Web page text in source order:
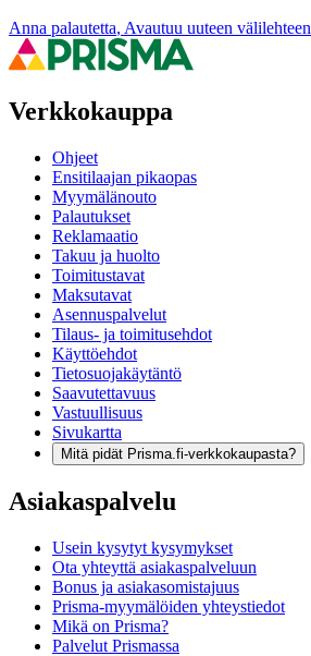
Anna palautetta, Avautuu uuteen välilehteen
Verkkokauppa
Ohjeet
Ensitilaajan pikaopas
Myymälänouto
Palautukset
Reklamaatio
Takuu ja huolto
Toimitustavat
Maksutavat
Asennuspalvelut
Tilaus- ja toimitusehdot
Käyttöehdot
Tietosuojakäytäntö
Saavutettavuus
Vastuullisuus
Sivukartta
Mitä pidät Prisma.fi-verkkokaupasta?
Asiakaspalvelu
Usein kysytyt kysymykset
Ota yhteyttä asiakaspalveluun
Bonus ja asiakasomistajuus
Prisma-myymälöiden yhteystiedot
Mikä on Prisma?
Palvelut Prismassa